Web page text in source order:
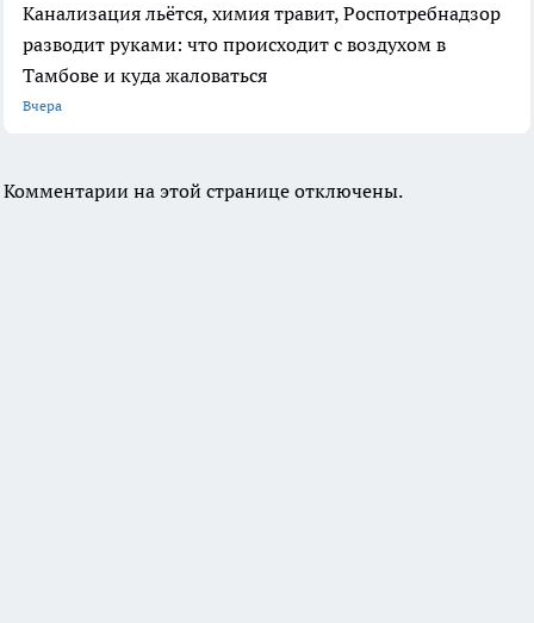
Канализация льётся, химия травит, Роспотребнадзор
разводит руками: что происходит с воздухом в
Тамбове и куда жаловаться
Вчера
Комментарии на этой странице отключены.